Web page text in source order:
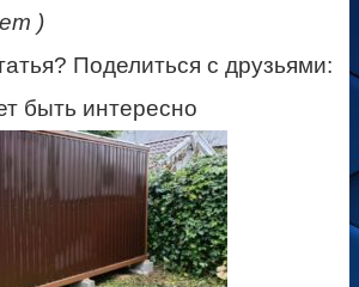
)
Поделиться с друзьями:
быть интересно